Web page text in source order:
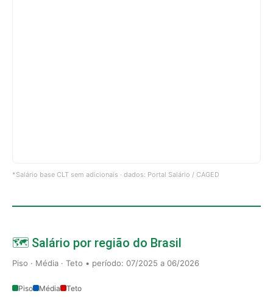
*Salário base CLT sem adicionais · dados: Portal Salário / CAGED
🗺️ Salário por região do Brasil
Piso · Média · Teto • período: 07/2025 a 06/2026
Piso Média Teto